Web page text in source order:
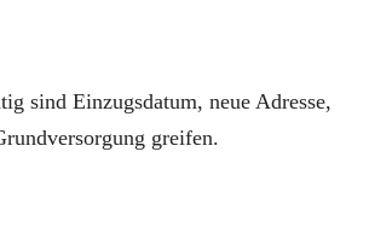
sind Einzugsdatum, neue Adresse,
greifen.